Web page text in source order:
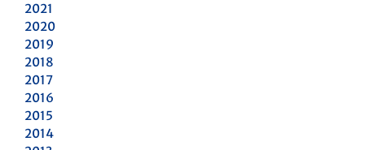
2021
2020
2019
2018
2017
2016
2015
2014